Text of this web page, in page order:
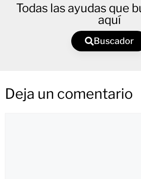
Todas las ayudas que
aquí
Buscador
Deja un comentario